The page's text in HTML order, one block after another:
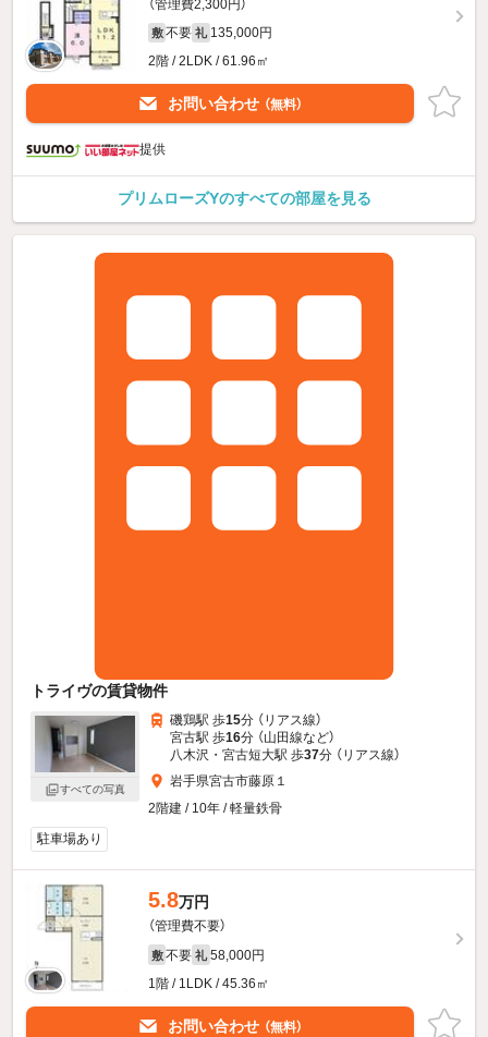
（管理費2,300円）
敷 不要 礼 135,000円
2階 / 2LDK / 61.96㎡
お問い合わせ （無料）
提供
プリムローズYのすべての部屋を見る
トライヴの賃貸物件
すべての写真
磯鶏駅 歩15分 （リアス線）
宮古駅 歩16分 （山田線など）
八木沢・宮古短大駅 歩37分 （リアス線）
岩手県宮古市藤原１
2階建 / 10年 / 軽量鉄骨
駐車場あり
5.8万円
（管理費不要）
敷 不要 礼 58,000円
1階 / 1LDK / 45.36㎡
お問い合わせ （無料）